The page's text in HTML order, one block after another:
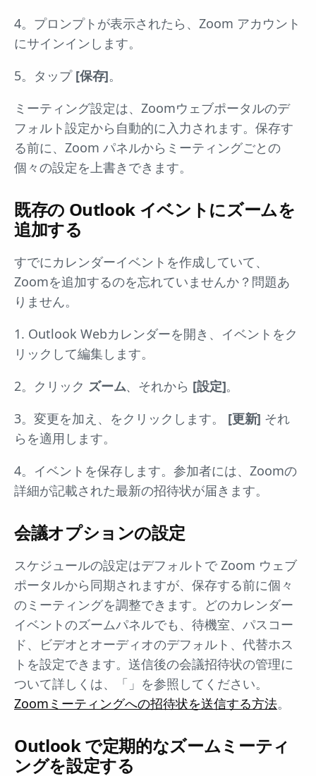
4。プロンプトが表示されたら、Zoom アカウント
にサインインします。
5。タップ [保存]。
ミーティング設定は、Zoomウェブポータルのデ
フォルト設定から自動的に入力されます。保存す
る前に、Zoom パネルからミーティングごとの
個々の設定を上書きできます。
既存の Outlook イベントにズームを
追加する
すでにカレンダーイベントを作成していて、
Zoomを追加するのを忘れていませんか？問題あ
りません。
1. Outlook Webカレンダーを開き、イベントをク
リックして編集します。
2。クリック ズーム、それから [設定]。
3。変更を加え、をクリックします。 [更新] それ
らを適用します。
4。イベントを保存します。参加者には、Zoomの
詳細が記載された最新の招待状が届きます。
会議オプションの設定
スケジュールの設定はデフォルトで Zoom ウェブ
ポータルから同期されますが、保存する前に個々
のミーティングを調整できます。どのカレンダー
イベントのズームパネルでも、待機室、パスコー
ド、ビデオとオーディオのデフォルト、代替ホス
トを設定できます。送信後の会議招待状の管理に
ついて詳しくは、「」を参照してください。
Zoomミーティングへの招待状を送信する方法。
Outlook で定期的なズームミーティ
ングを設定する